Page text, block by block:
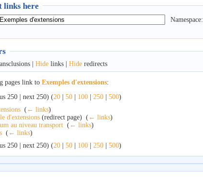
links here
Namespace:
| Hidelinks | Hideredirects
pages link to Exemples d'extensions:
250 | next 250) (20 | 50 | 100 | 250 | 500)
( ← links)
d'extensions (redirect page) ‎ ( ← links)
au niveau transport ( ← links)
( ← links)
250 | next 250) (20 | 50 | 100 | 250 | 500)